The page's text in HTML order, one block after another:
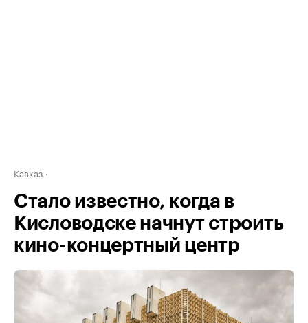
Кавказ
Стало известно, когда в
Кисловодске начнут строить
кино-концертный центр